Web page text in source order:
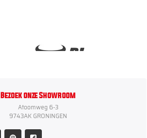
Bezoek onze Showroom
Atoomweg 6-3
9743AK GRONINGEN